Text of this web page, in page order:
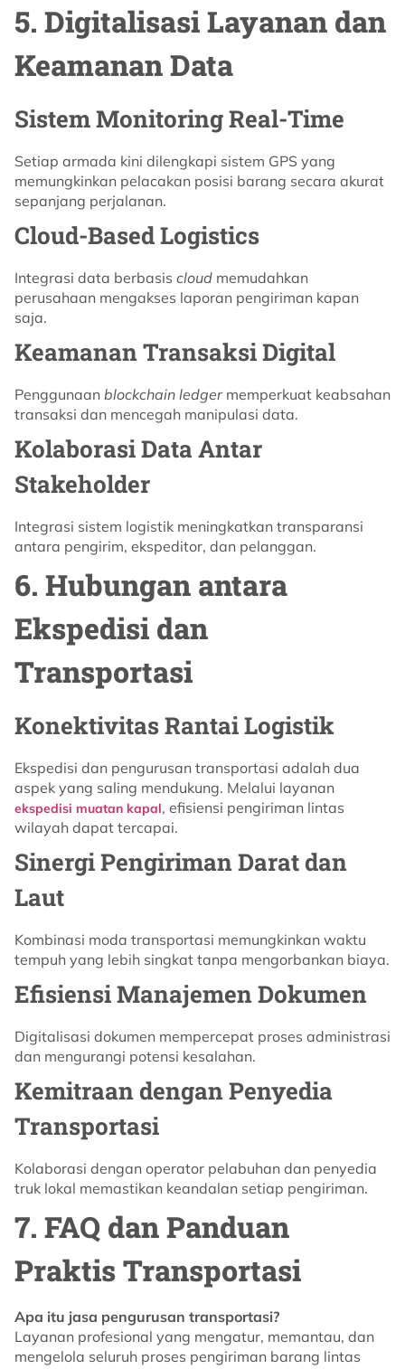
5. Digitalisasi Layanan dan
Keamanan Data
Sistem Monitoring Real-Time
Setiap armada kini dilengkapi sistem GPS yang
memungkinkan pelacakan posisi barang secara akurat
sepanjang perjalanan.
Cloud-Based Logistics
Integrasi data berbasis cloud memudahkan
perusahaan mengakses laporan pengiriman kapan
saja.
Keamanan Transaksi Digital
Penggunaan blockchain ledgermemperkuat keabsahan
transaksi dan mencegah manipulasi data.
Kolaborasi Data Antar
Stakeholder
Integrasi sistem logistik meningkatkan transparansi
antara pengirim, ekspeditor, dan pelanggan.
6. Hubungan antara
Ekspedisi dan
Transportasi
Konektivitas Rantai Logistik
Ekspedisi dan pengurusan transportasi adalah dua
aspek yang saling mendukung. Melalui layanan
ekspedisi muatan kapal, efisiensi pengiriman lintas
wilayah dapat tercapai.
Sinergi Pengiriman Darat dan
Laut
Kombinasi moda transportasi memungkinkan waktu
tempuh yang lebih singkat tanpa mengorbankan biaya.
Efisiensi Manajemen Dokumen
Digitalisasi dokumen mempercepat proses administrasi
dan mengurangi potensi kesalahan.
Kemitraan dengan Penyedia
Transportasi
Kolaborasi dengan operator pelabuhan dan penyedia
truk lokal memastikan keandalan setiap pengiriman.
7. FAQ dan Panduan
Praktis Transportasi
Apa itu jasa pengurusan transportasi?
Layanan profesional yang mengatur, memantau, dan
mengelola seluruh proses pengiriman barang lintas